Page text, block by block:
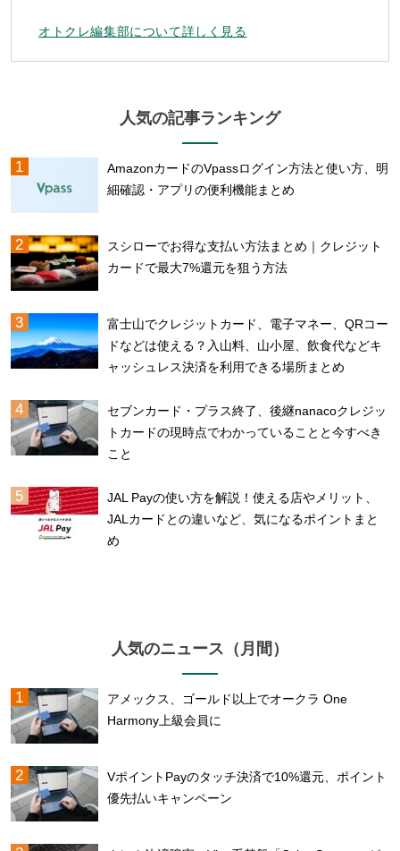
オトクレ編集部について詳しく見る
人気の記事ランキング
AmazonカードのVpassログイン方法と使い方、明
細確認・アプリの便利機能まとめ
スシローでお得な支払い方法まとめ｜クレジット
カードで最大7%還元を狙う方法
富士山でクレジットカード、電子マネー、QRコー
ドなどは使える？入山料、山小屋、飲食代などキ
ャッシュレス決済を利用できる場所まとめ
セブンカード・プラス終了、後継nanacoクレジッ
トカードの現時点でわかっていることと今すべき
こと
JAL Payの使い方を解説！使える店やメリット、
JALカードとの違いなど、気になるポイントまと
め
人気のニュース（月間）
アメックス、ゴールド以上でオークラ One
Harmony上級会員に
VポイントPayのタッチ決済で10%還元、ポイント
優先払いキャンペーン